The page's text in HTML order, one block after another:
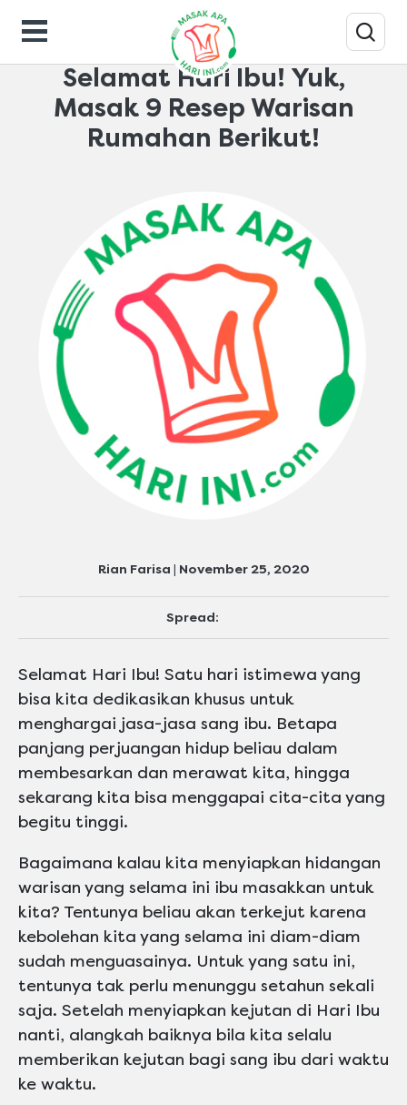
Inspirasi-dapur
Selamat Hari Ibu! Yuk,
Masak 9 Resep Warisan
Rumahan Berikut!
Rian Farisa | November 25, 2020
Spread:
Selamat Hari Ibu! Satu hari istimewa yang
bisa kita dedikasikan khusus untuk
menghargai jasa-jasa sang ibu. Betapa
panjang perjuangan hidup beliau dalam
membesarkan dan merawat kita, hingga
sekarang kita bisa menggapai cita-cita yang
begitu tinggi.
Bagaimana kalau kita menyiapkan hidangan
warisan yang selama ini ibu masakkan untuk
kita? Tentunya beliau akan terkejut karena
kebolehan kita yang selama ini diam-diam
sudah menguasainya. Untuk yang satu ini,
tentunya tak perlu menunggu setahun sekali
saja. Setelah menyiapkan kejutan di Hari Ibu
nanti, alangkah baiknya bila kita selalu
memberikan kejutan bagi sang ibu dari waktu
ke waktu.